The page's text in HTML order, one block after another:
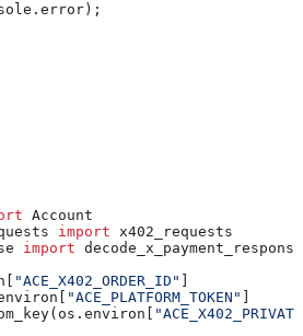
. error );
Account
import x402_requests
import decode_x_payment_response
"ACE_X402_ORDER_ID" ]
"ACE_PLATFORM_TOKEN" ]